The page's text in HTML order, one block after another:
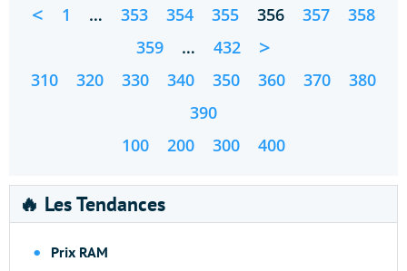
< 1 … 353 354 355 356 357
358
359
… 432 >
310 320 330 340 350 360 370
380
390
100
200 300 400
🔥 Les Tendances
Prix RAM